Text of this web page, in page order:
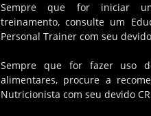
Sempre que for iniciar
treinamento, consulte um
Personal Trainer com seu devido
Sempre que for fazer uso
alimentares, procure a
Nutricionista com seu devido